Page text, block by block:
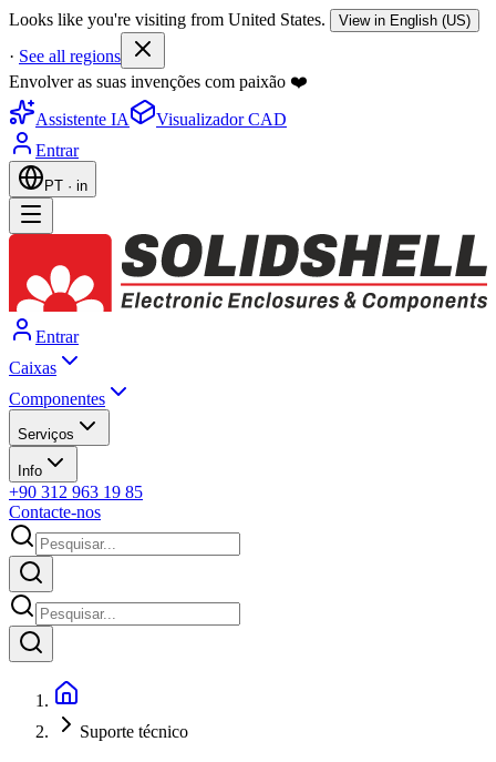
Looks like you're visiting from United States. View in English (US)
· See all regions
Envolver as suas invenções com paixão ❤️
Assistente IA
Visualizador CAD
Entrar
PT · in
Entrar
Caixas
Componentes
Serviços
Info
+90 312 963 19 85
Contacte-nos
Suporte técnico